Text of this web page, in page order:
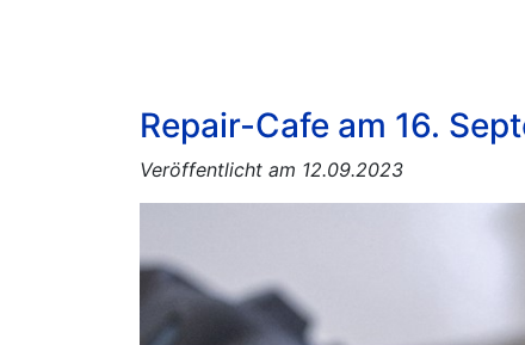
Repair-Cafe am 16.
Veröffentlicht am 12.09.2023